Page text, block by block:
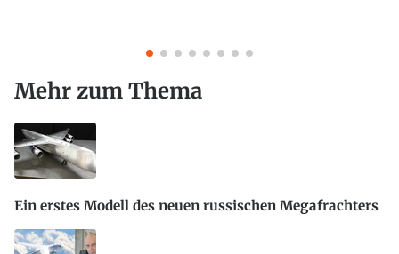
Mehr zum Thema
Ein erstes Modell des neuen russischen Megafrachters